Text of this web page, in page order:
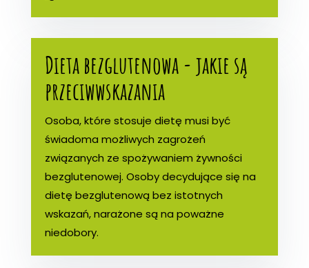
Dieta bezglutenowa - jakie są
przeciwwskazania
Osoba, które stosuje dietę musi być
świadoma możliwych zagrożeń
związanych ze spożywaniem żywności
bezglutenowej. Osoby decydujące się na
dietę bezglutenową bez istotnych
wskazań, narażone są na poważne
niedobory.